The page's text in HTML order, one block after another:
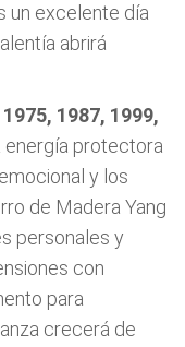
un excelente día
abrirá
1987, 1999,
energía protectora
y los
de Madera Yang
personales y
con
para
crecerá de